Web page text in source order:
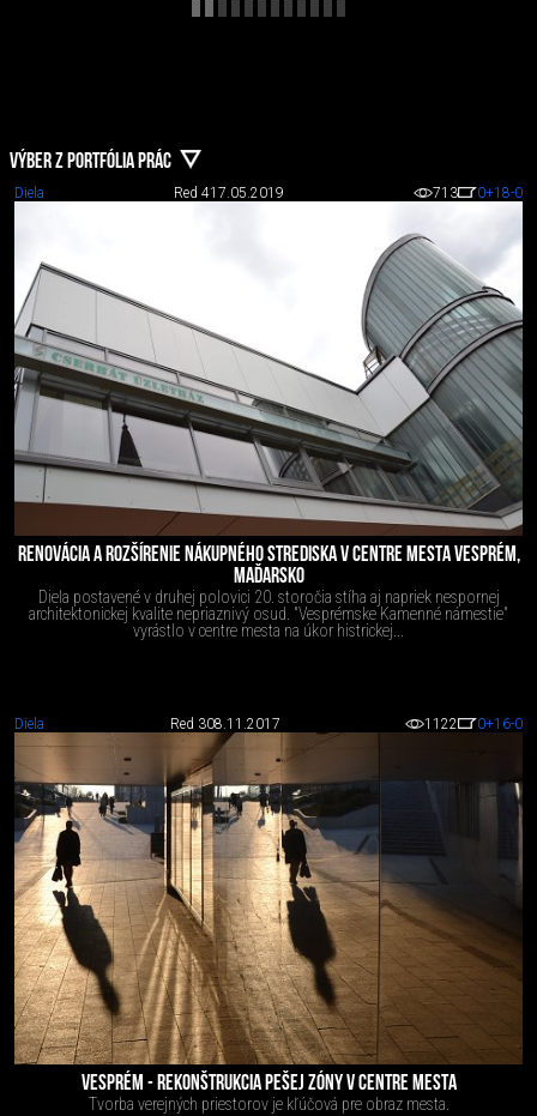
VÝBER Z PORTFÓLIA PRÁC
Diela Red 417.05.2019 713 0+18-0
RENOVÁCIA A ROZŠÍRENIE NÁKUPNÉHO STREDISKA V CENTRE MESTA VESPRÉM,
MAĎARSKO
Diela postavené v druhej polovici 20. storočia stíha aj napriek nespornej
architektonickej kvalite nepriaznivý osud. "Vesprémske Kamenné námestie"
vyrástlo v centre mesta na úkor histrickej...
Diela Red 308.11.2017 1122 0+16-0
VESPRÉM - REKONŠTRUKCIA PEŠEJ ZÓNY V CENTRE MESTA
Tvorba verejných priestorov je kľúčová pre obraz mesta.